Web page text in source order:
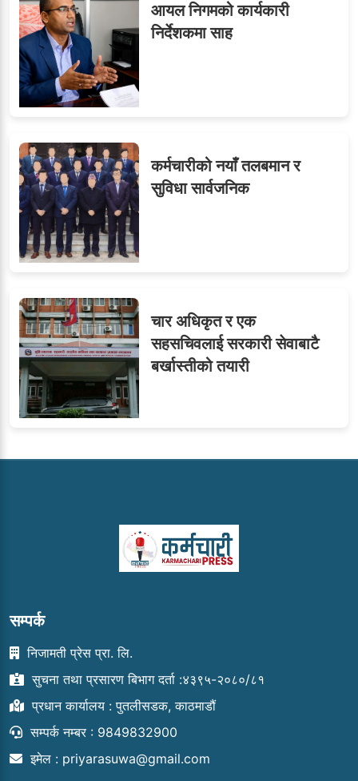
आयल निगमको कार्यकारी
निर्देशकमा साह
कर्मचारीको नयाँ तलबमान र
सुविधा सार्वजनिक
चार अधिकृत र एक
सहसचिवलाई सरकारी सेवाबाटै
बर्खास्तीको तयारी
सम्पर्क
निजामती प्रेस प्रा. लि.
सुचना तथा प्रसारण बिभाग दर्ता :४३९५-२०८०/८१
प्रधान कार्यालय : पुतलीसडक, काठमाडौं
सम्पर्क नम्बर : 9849832900
इमेल : priyarasuwa@gmail.com